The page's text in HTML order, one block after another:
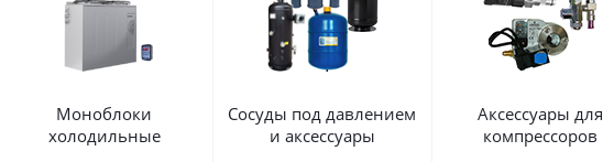
Моноблоки
холодильные
Сосуды под давлением
и аксессуары
Аксессуары для
компрессоров